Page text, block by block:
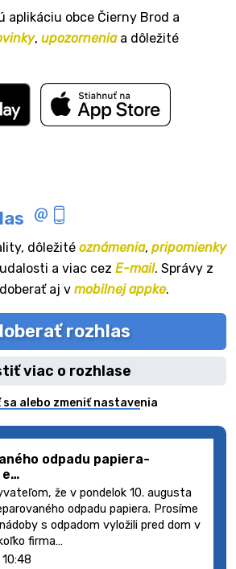
aplikáciu obce Čierny Brod a
, upozorneniaa dôležité
dôležité oznámenia, pripomienky
a viac cez E-mail. Správy z
aj v mobilnej appke.
rozhlas
viac o rozhlase
sa alebo zmeniť nastavenia
odpadu papiera-
e…
že v pondelok 10. augusta
odpadu papiera. Prosíme
s odpadom vyložili pred dom v
firma…